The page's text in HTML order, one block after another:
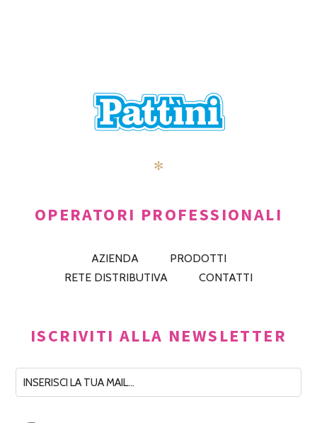
✻
OPERATORI PROFESSIONALI
AZIENDA
PRODOTTI
RETE DISTRIBUTIVA
CONTATTI
ISCRIVITI ALLA NEWSLETTER